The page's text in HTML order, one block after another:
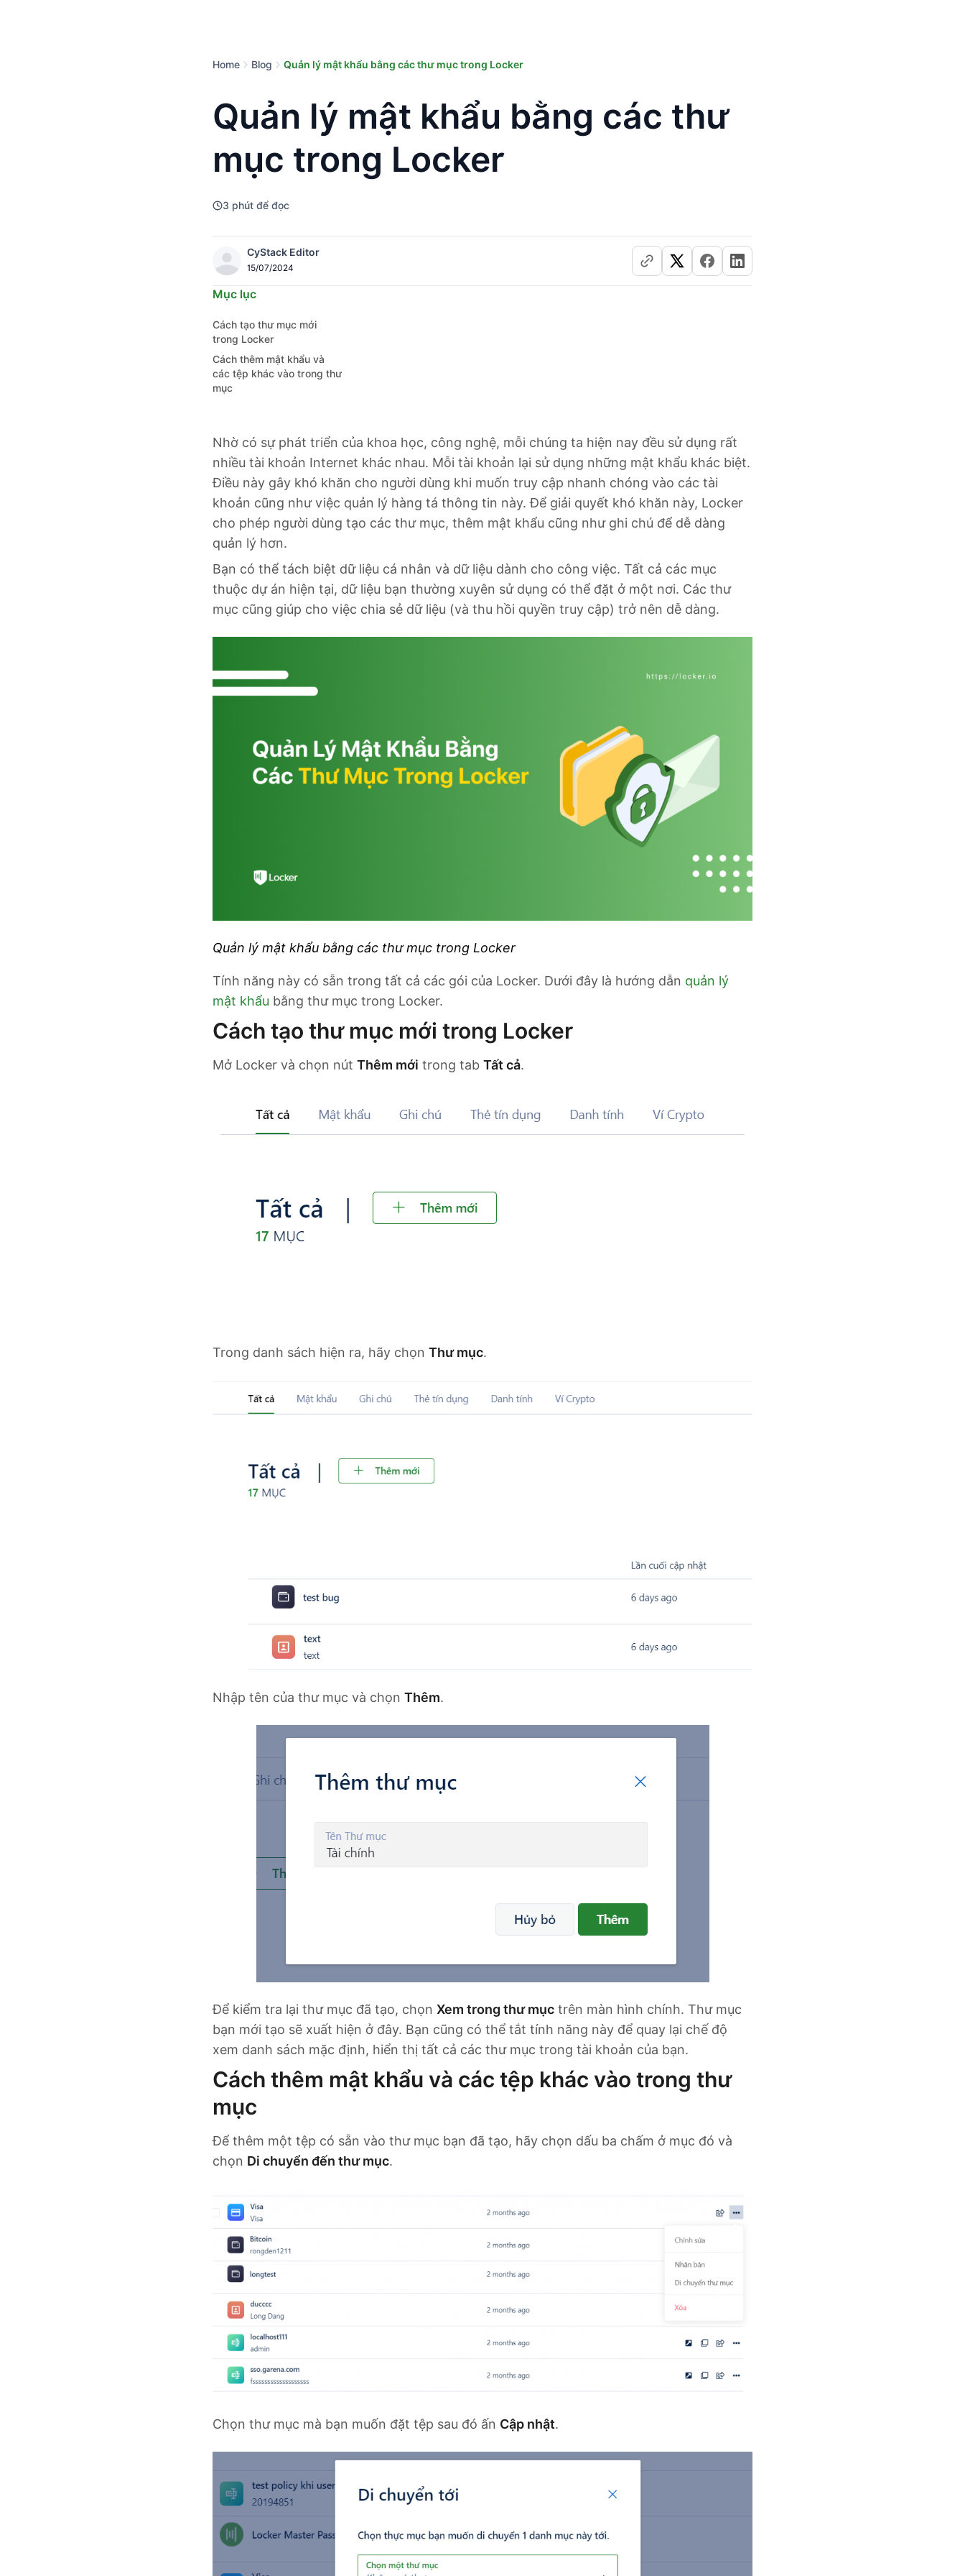
Home Blog Quản lý mật khẩu bằng các thư mục trong Locker
Quản lý mật khẩu bằng các thư
mục trong Locker
3 phút để đọc
CyStack Editor
15/07/2024
Mục lục
Cách tạo thư mục mới
trong Locker
Cách thêm mật khẩu và
các tệp khác vào trong thư
mục
Nhờ có sự phát triển của khoa học, công nghệ, mỗi chúng ta hiện nay đều sử dụng rất
nhiều tài khoản Internet khác nhau. Mỗi tài khoản lại sử dụng những mật khẩu khác biệt.
Điều này gây khó khăn cho người dùng khi muốn truy cập nhanh chóng vào các tài
khoản cũng như việc quản lý hàng tá thông tin này. Để giải quyết khó khăn này, Locker
cho phép người dùng tạo các thư mục, thêm mật khẩu cũng như ghi chú để dễ dàng
quản lý hơn.
Bạn có thể tách biệt dữ liệu cá nhân và dữ liệu dành cho công việc. Tất cả các mục
thuộc dự án hiện tại, dữ liệu bạn thường xuyên sử dụng có thể đặt ở một nơi. Các thư
mục cũng giúp cho việc chia sẻ dữ liệu (và thu hồi quyền truy cập) trở nên dễ dàng.
Quản lý mật khẩu bằng các thư mục trong Locker
Tính năng này có sẵn trong tất cả các gói của Locker. Dưới đây là hướng dẫn quản lý
mật khẩu bằng thư mục trong Locker.
Cách tạo thư mục mới trong Locker
Mở Locker và chọn nút Thêm mới trong tab Tất cả.
Trong danh sách hiện ra, hãy chọn Thư mục.
Nhập tên của thư mục và chọn Thêm.
Để kiểm tra lại thư mục đã tạo, chọn Xem trong thư mục trên màn hình chính. Thư mục
bạn mới tạo sẽ xuất hiện ở đây. Bạn cũng có thể tắt tính năng này để quay lại chế độ
xem danh sách mặc định, hiển thị tất cả các thư mục trong tài khoản của bạn.
Cách thêm mật khẩu và các tệp khác vào trong thư
mục
Để thêm một tệp có sẵn vào thư mục bạn đã tạo, hãy chọn dấu ba chấm ở mục đó và
chọn Di chuyển đến thư mục.
Chọn thư mục mà bạn muốn đặt tệp sau đó ấn Cập nhật.